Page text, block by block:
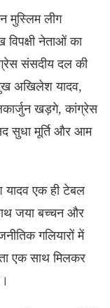
मुस्लिम लीग
विपक्षी नेताओं का
संसदीय दल की
अखिलेश यादव,
खड़गे, कांग्रेस
सुधा मूर्ति और आम
यादव एक ही टेबल
जया बच्चन और
गलियारों में
एक साथ मिलकर